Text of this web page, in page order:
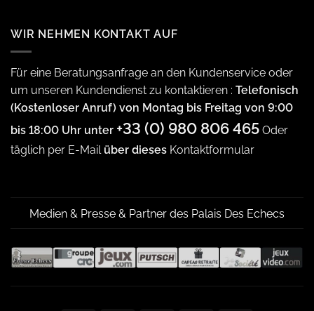
WIR NEHMEN KONTAKT AUF
Für eine Beratungsanfrage an den Kundenservice oder
um unseren Kundendienst zu kontaktieren : Telefonisch
(Kostenloser Anruf) von Montag bis Freitag von 9:00
bis 18:00 Uhr unter +33 (0) 980 806 465 Oder
täglich per E-Mail über dieses Kontaktformular
Medien & Presse & Partner des Palais Des Echecs